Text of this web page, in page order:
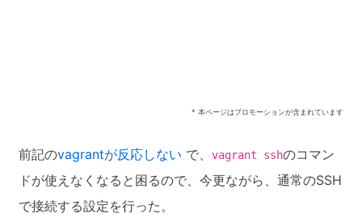
* 本ページはプロモーションが含まれています
前記のvagrantが反応しない で、vagrant sshのコマン
ドが使えなくなると困るので、今更ながら、通常のSSH
で接続する設定を行った。